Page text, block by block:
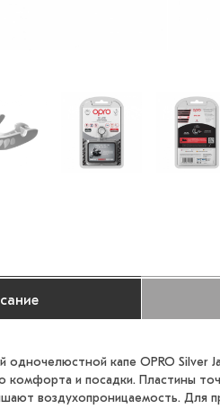
одночелюстной капе OPRO Silver
комфорта и посадки. Пластины
воздухопроницаемость. Для